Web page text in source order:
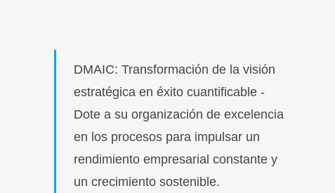
DMAIC: Transformación de la visión
estratégica en éxito cuantificable -
Dote a su organización de excelencia
en los procesos para impulsar un
rendimiento empresarial constante y
un crecimiento sostenible.